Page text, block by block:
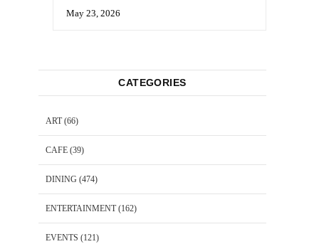
May 23, 2026
CATEGORIES
ART(66)
CAFE (39)
DINING (474)
ENTERTAINMENT(162)
EVENTS (121)